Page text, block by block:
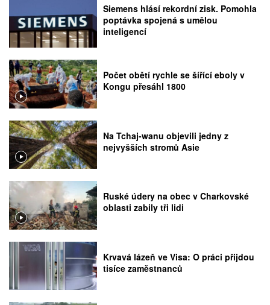
Siemens hlásí rekordní zisk. Pomohla
poptávka spojená s umělou
inteligencí
Počet obětí rychle se šířící eboly v
Kongu přesáhl 1800
Na Tchaj-wanu objevili jedny z
nejvyšších stromů Asie
Ruské údery na obec v Charkovské
oblasti zabily tři lidi
Krvavá lázeň ve Visa: O práci přijdou
tisíce zaměstnanců